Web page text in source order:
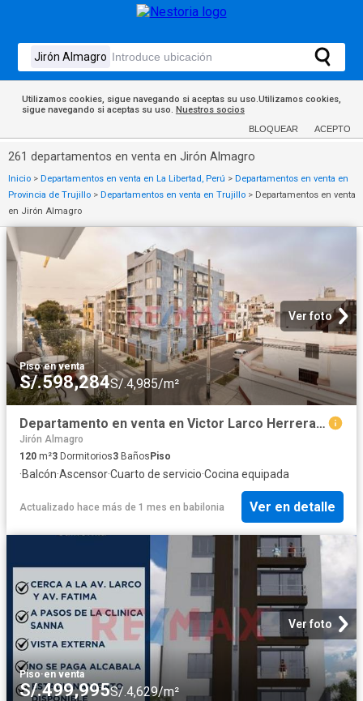
Utilizamos cookies, sigue navegando si aceptas su uso.Utilizamos cookies,
sigue navegando si aceptas su uso. Nuestros socios
BLOQUEAR ACEPTO
261 departamentos en venta en Jirón Almagro
Inicio > Departamentos en venta en La Libertad, Perú > Departamentos en venta en
Provincia de Trujillo > Departamentos en venta en Trujillo > Departamentos en venta
en Jirón Almagro
Ver foto
Piso·en venta
S/.598,284S/.4,985/m²
Departamento en venta en Victor Larco Herrera a S/577,920
Jirón Almagro
120 m²3 Dormitorios3 BañosPiso
·Balcón·Ascensor·Cuarto de servicio·Cocina equipada
Actualizado hace más de 1 mes en babilonia Ver en detalle
Ver foto
Piso·en venta
S/.499,995S/.4,629/m²